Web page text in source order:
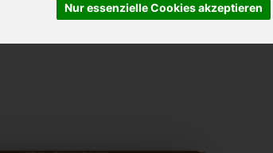
Nur essenzielle Cookies akzeptieren